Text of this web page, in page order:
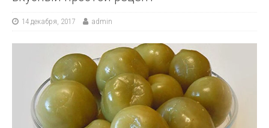
14 декабря, 2017 admin